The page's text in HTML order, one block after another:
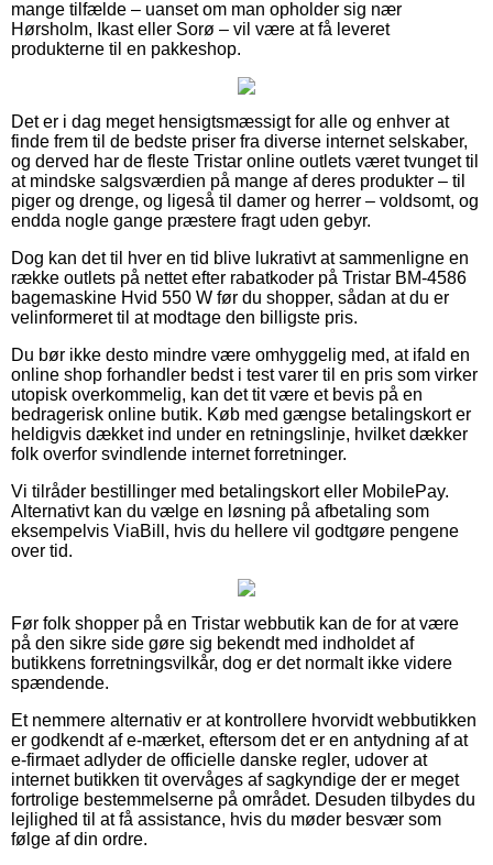
mange tilfælde – uanset om man opholder sig nær
Hørsholm, Ikast eller Sorø – vil være at få leveret
produkterne til en pakkeshop.
Det er i dag meget hensigtsmæssigt for alle og enhver at
finde frem til de bedste priser fra diverse internet selskaber,
og derved har de fleste Tristar online outlets været tvunget til
at mindske salgsværdien på mange af deres produkter – til
piger og drenge, og ligeså til damer og herrer – voldsomt, og
endda nogle gange præstere fragt uden gebyr.
Dog kan det til hver en tid blive lukrativt at sammenligne en
række outlets på nettet efter rabatkoder på Tristar BM-4586
bagemaskine Hvid 550 W før du shopper, sådan at du er
velinformeret til at modtage den billigste pris.
Du bør ikke desto mindre være omhyggelig med, at ifald en
online shop forhandler bedst i test varer til en pris som virker
utopisk overkommelig, kan det tit være et bevis på en
bedragerisk online butik. Køb med gængse betalingskort er
heldigvis dækket ind under en retningslinje, hvilket dækker
folk overfor svindlende internet forretninger.
Vi tilråder bestillinger med betalingskort eller MobilePay.
Alternativt kan du vælge en løsning på afbetaling som
eksempelvis ViaBill, hvis du hellere vil godtgøre pengene
over tid.
Før folk shopper på en Tristar webbutik kan de for at være
på den sikre side gøre sig bekendt med indholdet af
butikkens forretningsvilkår, dog er det normalt ikke videre
spændende.
Et nemmere alternativ er at kontrollere hvorvidt webbutikken
er godkendt af e-mærket, eftersom det er en antydning af at
e-firmaet adlyder de officielle danske regler, udover at
internet butikken tit overvåges af sagkyndige der er meget
fortrolige bestemmelserne på området. Desuden tilbydes du
lejlighed til at få assistance, hvis du møder besvær som
følge af din ordre.